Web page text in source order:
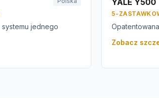
systemu jednego
YALE Y500
5-
Zobacz